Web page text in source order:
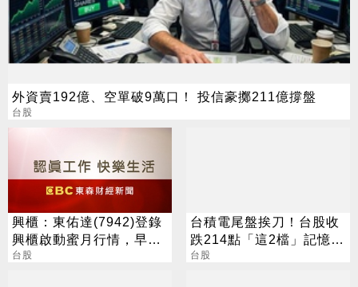
外資賣192億、空單破9萬口！ 投信豪擲211億撐盤
台股
興櫃：東佑達(7942)登錄
興櫃啟動蜜月行情，早盤
一度大漲186%
台股
台積電尾盤挨刀！台股收
跌214點「這2檔」記憶體
逆勢收漲停
台股